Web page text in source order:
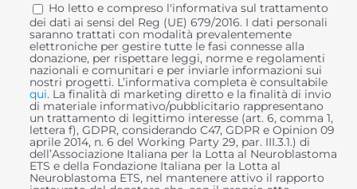
Ho letto e compreso l'informativa sul trattamento
dei dati ai sensi del Reg (UE) 679/2016. I dati personali
saranno trattati con modalità prevalentemente
elettroniche per gestire tutte le fasi connesse alla
donazione, per rispettare leggi, norme e regolamenti
nazionali e comunitari e per inviarle informazioni sui
nostri progetti. L’informativa completa è consultabile
qui. La finalità di marketing diretto e la finalità di invio
di materiale informativo/pubblicitario rappresentano
un trattamento di legittimo interesse (art. 6, comma 1,
lettera f), GDPR, considerando C47, GDPR e Opinion 09
aprile 2014, n. 6 del Working Party 29, par. III.3.1.) di
dell’Associazione Italiana per la Lotta al Neuroblastoma
ETS e della Fondazione Italiana per la Lotta al
Neuroblastoma ETS, nel mantenere attivo il rapporto